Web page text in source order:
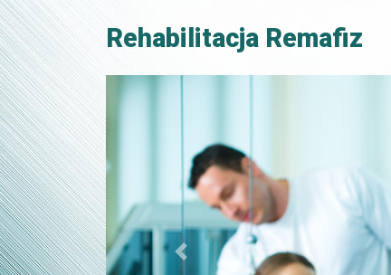
Rehabilitacja Remafiz
Poprzedni